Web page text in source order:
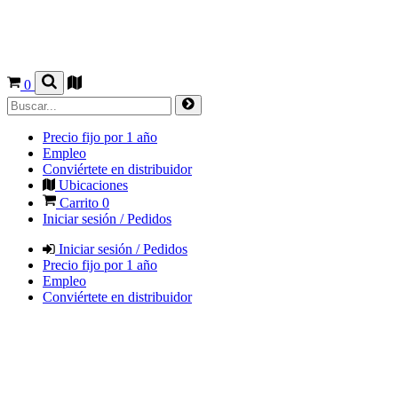
0
Precio fijo por 1 año
Empleo
Conviértete en distribuidor
Ubicaciones
Carrito 0
Iniciar sesión / Pedidos
Iniciar sesión / Pedidos
Precio fijo por 1 año
Empleo
Conviértete en distribuidor